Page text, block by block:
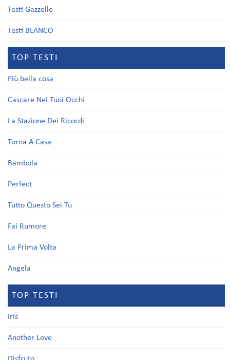
Testi Gazzelle
Testi BLANCO
TOP TESTI
Più bella cosa
Cascare Nei Tuoi Occhi
La Stazione Dei Ricordi
Torna A Casa
Bambola
Perfect
Tutto Questo Sei Tu
Fai Rumore
La Prima Volta
Angela
TOP TESTI
Iris
Another Love